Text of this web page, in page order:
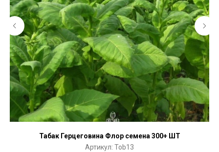
Табак Герцеговина Флор семена 300+ ШТ
Артикул: Tob13